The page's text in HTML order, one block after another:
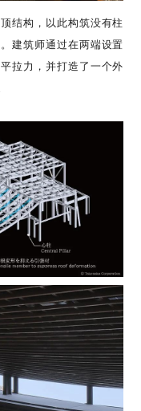
结构，以此构筑没有柱
建筑师通过在两端设置
拉力，并打造了一个外